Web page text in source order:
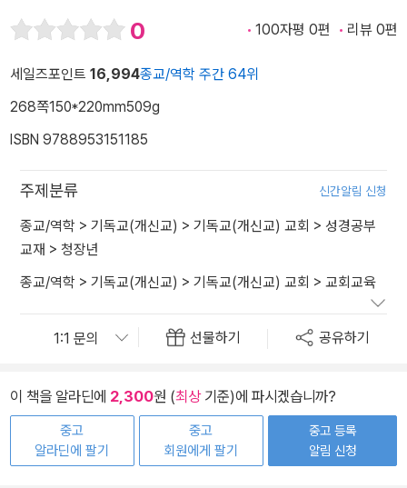
0 100자평 0편 리뷰 0편
세일즈포인트 16,994종교/역학 주간 64위
268쪽150*220mm509g
ISBN 9788953151185
주제분류 신간알림 신청
종교/역학 > 기독교(개신교) > 기독교(개신교) 교회 > 성경공부
교재 > 청장년
종교/역학 > 기독교(개신교) > 기독교(개신교) 교회 > 교회교육
선물하기 공유하기
이 책을 알라딘에 2,300원 (최상기준)에 파시겠습니까?
중고
알라딘에 팔기
중고
회원에게 팔기
중고 등록
알림 신청